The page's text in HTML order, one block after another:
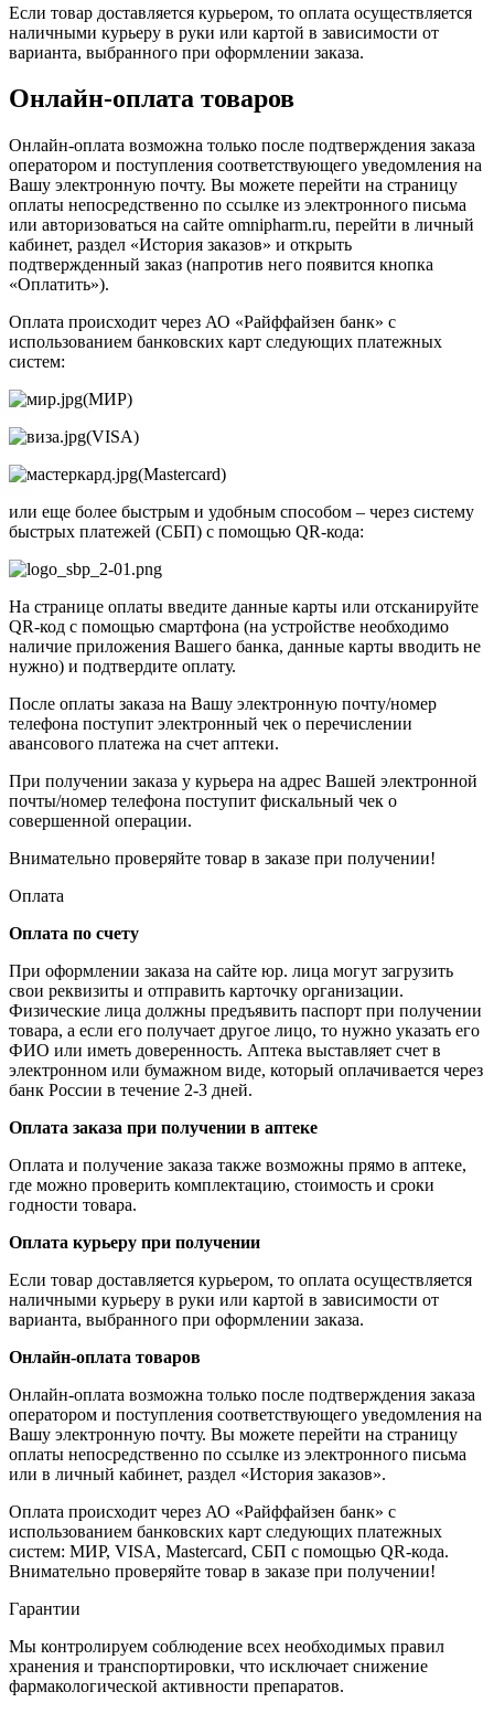
Если товар доставляется курьером, то оплата осуществляется
наличными курьеру в руки или картой в зависимости от
варианта, выбранного при оформлении заказа.
Онлайн-оплата товаров
Онлайн-оплата возможна только после подтверждения заказа
оператором и поступления соответствующего уведомления на
Вашу электронную почту. Вы можете перейти на страницу
оплаты непосредственно по ссылке из электронного письма
или авторизоваться на сайте omnipharm.ru, перейти в личный
кабинет, раздел «История заказов» и открыть
подтвержденный заказ (напротив него появится кнопка
«Оплатить»).
Оплата происходит через АО «Райффайзен банк» с
использованием банковских карт следующих платежных
систем:
(МИР)
(VISA)
(Mastercard)
или еще более быстрым и удобным способом – через систему
быстрых платежей (СБП) с помощью QR-кода:
На странице оплаты введите данные карты или отсканируйте
QR-код с помощью смартфона (на устройстве необходимо
наличие приложения Вашего банка, данные карты вводить не
нужно) и подтвердите оплату.
После оплаты заказа на Вашу электронную почту/номер
телефона поступит электронный чек о перечислении
авансового платежа на счет аптеки.
При получении заказа у курьера на адрес Вашей электронной
почты/номер телефона поступит фискальный чек о
совершенной операции.
Внимательно проверяйте товар в заказе при получении!
Оплата
Оплата по счету
При оформлении заказа на сайте юр. лица могут загрузить
свои реквизиты и отправить карточку организации.
Физические лица должны предъявить паспорт при получении
товара, а если его получает другое лицо, то нужно указать его
ФИО или иметь доверенность. Аптека выставляет счет в
электронном или бумажном виде, который оплачивается через
банк России в течение 2-3 дней.
Оплата заказа при получении в аптеке
Оплата и получение заказа также возможны прямо в аптеке,
где можно проверить комплектацию, стоимость и сроки
годности товара.
Оплата курьеру при получении
Если товар доставляется курьером, то оплата осуществляется
наличными курьеру в руки или картой в зависимости от
варианта, выбранного при оформлении заказа.
Онлайн-оплата товаров
Онлайн-оплата возможна только после подтверждения заказа
оператором и поступления соответствующего уведомления на
Вашу электронную почту. Вы можете перейти на страницу
оплаты непосредственно по ссылке из электронного письма
или в личный кабинет, раздел «История заказов».
Оплата происходит через АО «Райффайзен банк» с
использованием банковских карт следующих платежных
систем: МИР, VISA, Mastercard, СБП с помощью QR-кода.
Внимательно проверяйте товар в заказе при получении!
Гарантии
Мы контролируем соблюдение всех необходимых правил
хранения и транспортировки, что исключает снижение
фармакологической активности препаратов.